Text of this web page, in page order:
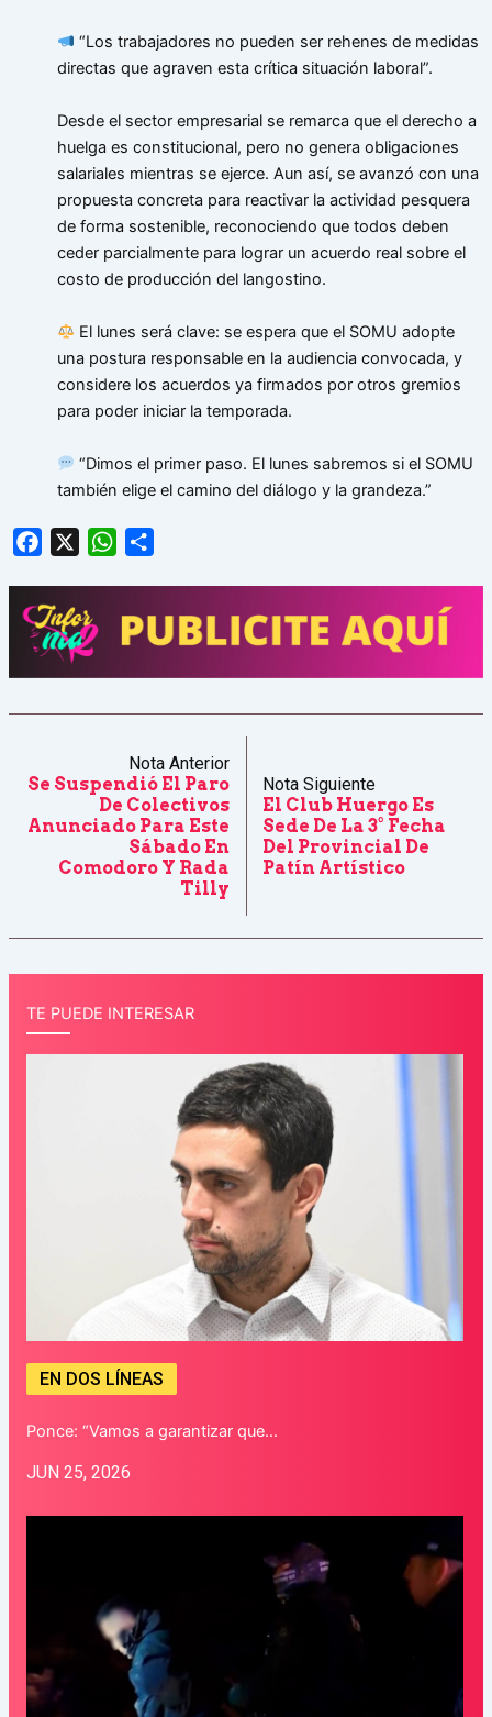
“Los trabajadores no pueden ser rehenes de medidas
directas que agraven esta crítica situación laboral”.
Desde el sector empresarial se remarca que el derecho a
huelga es constitucional, pero no genera obligaciones
salariales mientras se ejerce. Aun así, se avanzó con una
propuesta concreta para reactivar la actividad pesquera
de forma sostenible, reconociendo que todos deben
ceder parcialmente para lograr un acuerdo real sobre el
costo de producción del langostino.
El lunes será clave: se espera que el SOMU adopte
una postura responsable en la audiencia convocada, y
considere los acuerdos ya firmados por otros gremios
para poder iniciar la temporada.
“Dimos el primer paso. El lunes sabremos si el SOMU
también elige el camino del diálogo y la grandeza.”
Facebook WhatsApp
Nota Anterior
Se Suspendió El Paro
De Colectivos
Anunciado Para Este
Sábado En
Comodoro Y Rada
Tilly
Nota Siguiente
El Club Huergo Es
Sede De La 3° Fecha
Del Provincial De
Patín Artístico
TE PUEDE INTERESAR
EN DOS LÍNEAS
Ponce: “Vamos a garantizar que…
JUN 25, 2026